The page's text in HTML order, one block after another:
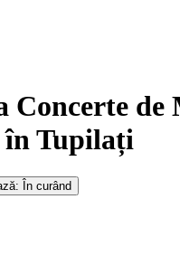
Concerte de
în Tupilați
În curând